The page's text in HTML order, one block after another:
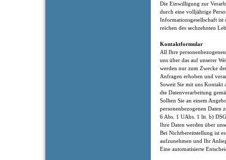
Die Einwilligung zur
durch eine volljährige
Informationsgesellschaft
reichen des sechzehnten
Kontaktformular
All Ihre
uns über das auf unserer
werden nur zum Zwecke
Anfragen erhoben und
Soweit Sie mit uns
die Datenverarbeitung
Sollten Sie an einem
personenbezogenen Daten
6 Abs. 1 UAbs. 1 lit. b)
Ihre Daten werden über
Bei Nichtbereitstellung ist
aufzunehmen und Ihr
Eine automatisierte